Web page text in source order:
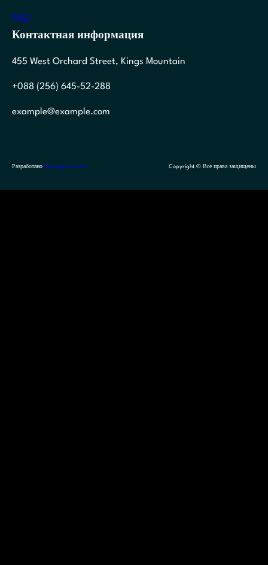
FAQ
Контактная информация
455 West Orchard Street, Kings Mountain
+088 (256) 645-52-288
example@example.com
Разработано Themegrove.com Copyright © Все права защищены